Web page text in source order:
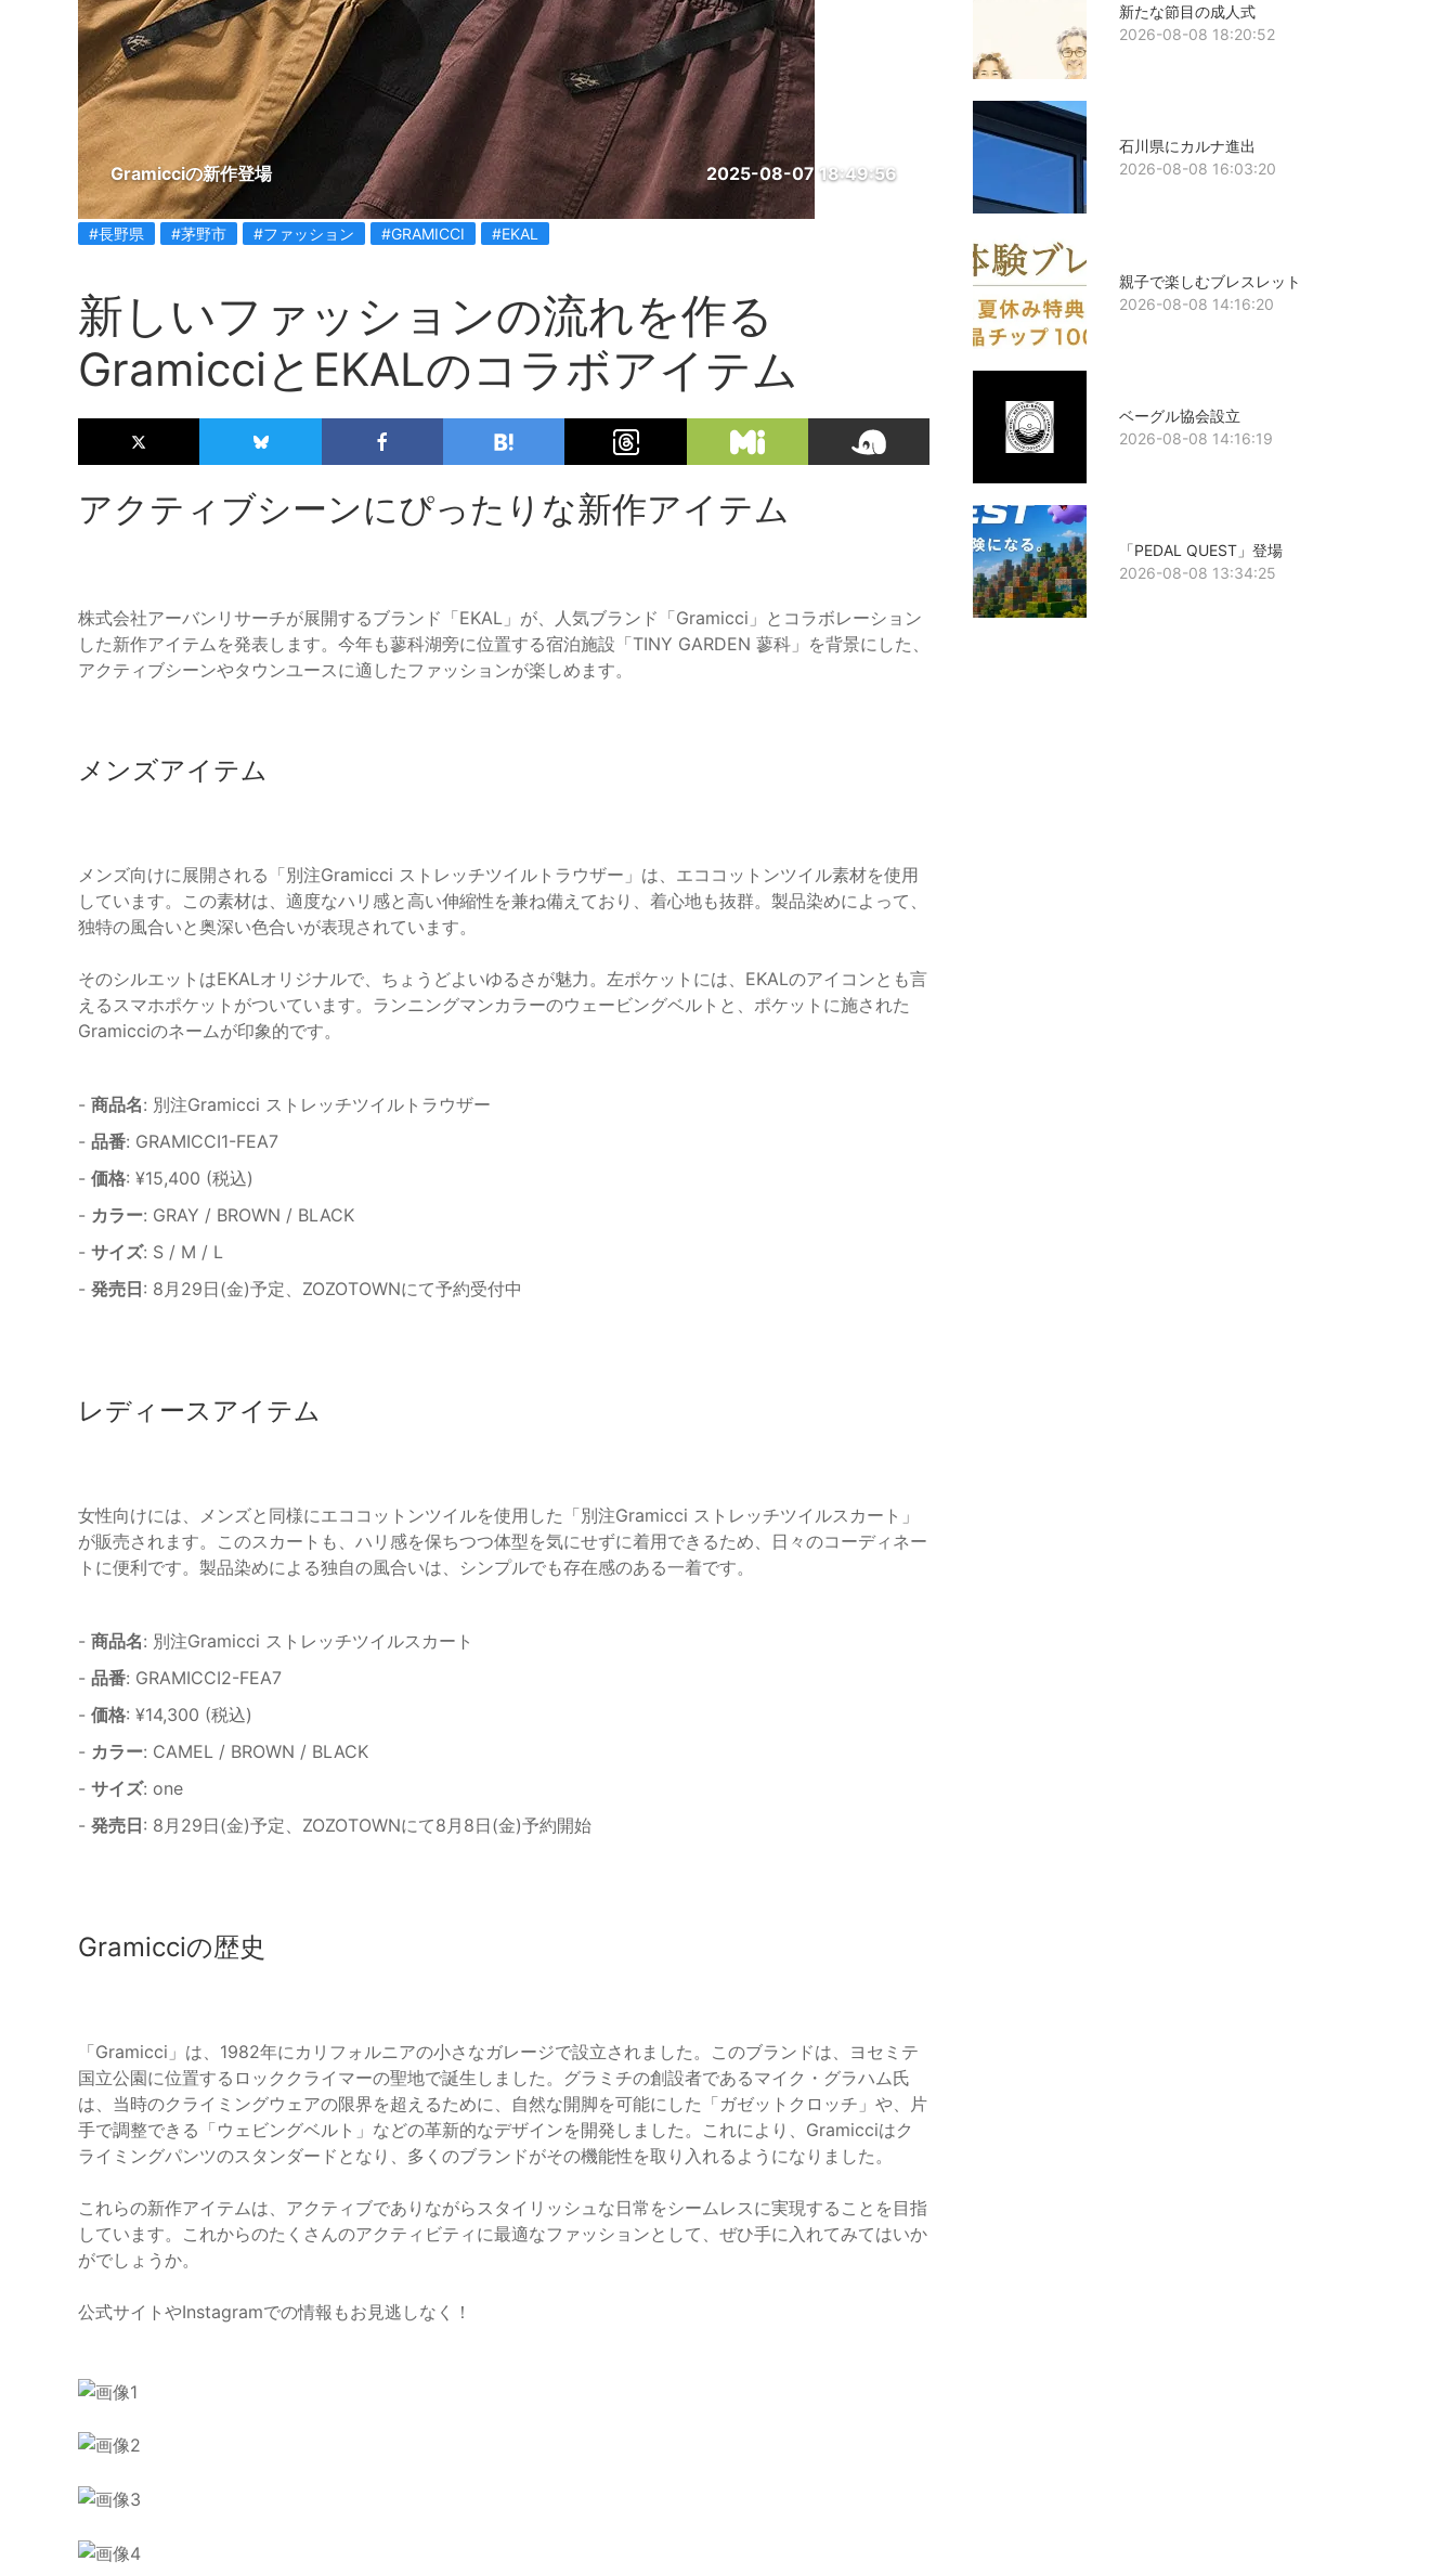
Gramicciの新作登場 2025-08-07 18:49:56
#長野県 #茅野市 #ファッション #GRAMICCI #EKAL
新しいファッションの流れを作る
GramicciとEKALのコラボアイテム
アクティブシーンにぴったりな新作アイテム
株式会社アーバンリサーチが展開するブランド「EKAL」が、人気ブランド「Gramicci」とコラボレーション
した新作アイテムを発表します。今年も蓼科湖旁に位置する宿泊施設「TINY GARDEN 蓼科」を背景にした、
アクティブシーンやタウンユースに適したファッションが楽しめます。
メンズアイテム
メンズ向けに展開される「別注Gramicci ストレッチツイルトラウザー」は、エココットンツイル素材を使用
しています。この素材は、適度なハリ感と高い伸縮性を兼ね備えており、着心地も抜群。製品染めによって、
独特の風合いと奥深い色合いが表現されています。
そのシルエットはEKALオリジナルで、ちょうどよいゆるさが魅力。左ポケットには、EKALのアイコンとも言
えるスマホポケットがついています。ランニングマンカラーのウェービングベルトと、ポケットに施された
Gramicciのネームが印象的です。
- 商品名: 別注Gramicci ストレッチツイルトラウザー
- 品番: GRAMICCI1-FEA7
- 価格: ¥15,400 (税込)
- カラー: GRAY / BROWN / BLACK
- サイズ: S / M / L
- 発売日 : 8月29日(金)予定、ZOZOTOWNにて予約受付中
レディースアイテム
女性向けには、メンズと同様にエココットンツイルを使用した「別注Gramicci ストレッチツイルスカート」
が販売されます。このスカートも、ハリ感を保ちつつ体型を気にせずに着用できるため、日々のコーディネー
トに便利です。製品染めによる独自の風合いは、シンプルでも存在感のある一着です。
- 商品名: 別注Gramicci ストレッチツイルスカート
- 品番: GRAMICCI2-FEA7
- 価格: ¥14,300 (税込)
- カラー: CAMEL / BROWN / BLACK
- サイズ: one
- 発売日 : 8月29日(金)予定、ZOZOTOWNにて8月8日(金)予約開始
Gramicciの歴史
「Gramicci」は、1982年にカリフォルニアの小さなガレージで設立されました。このブランドは、ヨセミテ
国立公園に位置するロッククライマーの聖地で誕生しました。グラミチの創設者であるマイク・グラハム氏
は、当時のクライミングウェアの限界を超えるために、自然な開脚を可能にした「ガゼットクロッチ」や、片
手で調整できる「ウェビングベルト」などの革新的なデザインを開発しました。これにより、Gramicciはク
ライミングパンツのスタンダードとなり、多くのブランドがその機能性を取り入れるようになりました。
これらの新作アイテムは、アクティブでありながらスタイリッシュな日常をシームレスに実現することを目指
しています。これからのたくさんのアクティビティに最適なファッションとして、ぜひ手に入れてみてはいか
がでしょうか。
公式サイトやInstagramでの情報もお見逃しなく！
新たな節目の成人式
2026-08-08 18:20:52
石川県にカルナ進出
2026-08-08 16:03:20
親子で楽しむブレスレット
2026-08-08 14:16:20
ベーグル協会設立
2026-08-08 14:16:19
「PEDAL QUEST」登場
2026-08-08 13:34:25